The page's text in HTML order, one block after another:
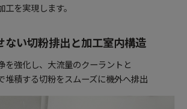
を実現します。
ない切粉排出と加工室内構造
を強化し、大流量のクーラントと
堆積する切粉をスムーズに機外へ排出